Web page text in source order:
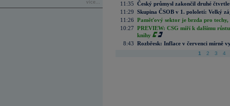
více...
11:35 Český průmysl zakončil druhé
11:29 Skupina ČSOB v 1. pololetí: Velký
11:26 Paměťový sektor je brzda pro techy,
10:27 PREVIEW: CSG míří k dalšímu
knihy
8:43 Rozbřesk: Inflace v červenci mírně
1 2 3 4